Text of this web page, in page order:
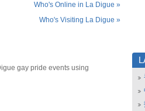
Who's Online in La Digue »
Who's Visiting La Digue »
gay pride events using